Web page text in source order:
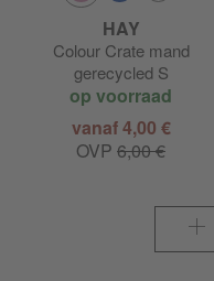
HAY
Colour Crate mand
gerecycled S
op voorraad
vanaf 4,00 €
OVP 6,00 €